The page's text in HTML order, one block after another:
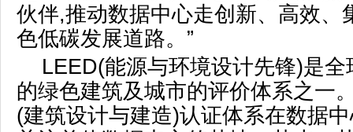
伙伴,推动数据中心走创新、高效、
色低碳发展道路。”
LEED(能源与环境设计先锋)是
的绿色建筑及城市的评价体系之一
(建筑设计与建造)认证体系在数据